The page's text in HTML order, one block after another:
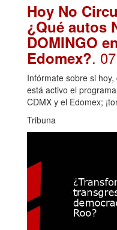
Hoy No
¿Qué autos
DOMINGO
Edomex?.
Infórmate sobre si
está activo el
CDMX y el Edomex;
Tribuna